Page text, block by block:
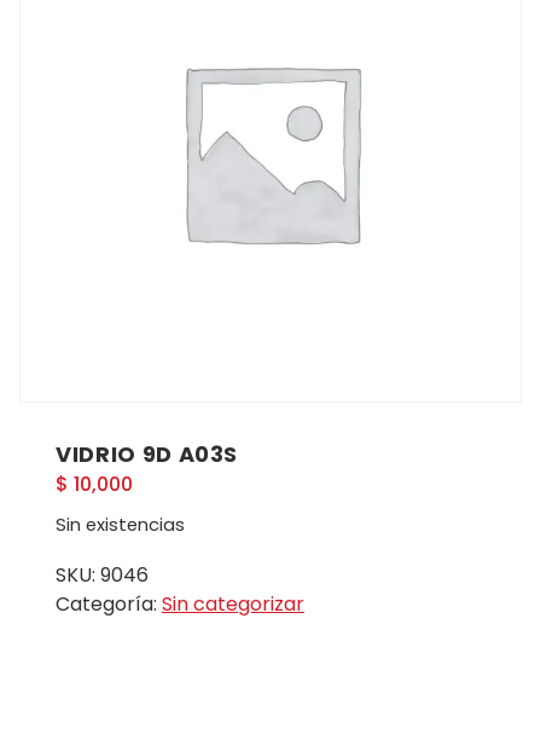
VIDRIO 9D A03S
$ 10,000
Sin existencias
SKU: 9046
Categoría: Sin categorizar